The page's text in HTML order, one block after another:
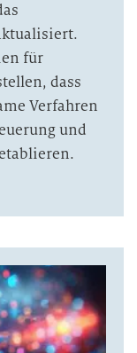
für
dass
Verfahren
und